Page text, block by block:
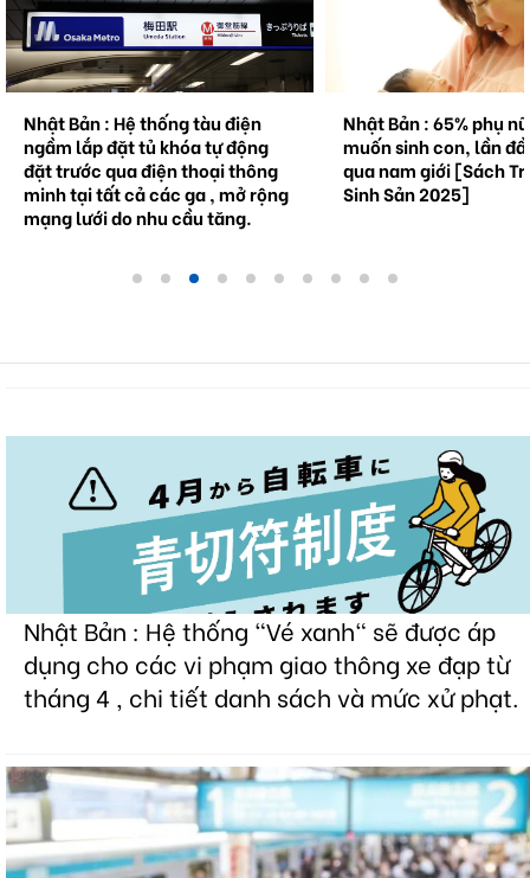
Nhật Bản : Hệ thống tàu điện
ngầm lắp đặt tủ khóa tự động
đặt trước qua điện thoại thông
minh tại tất cả các ga , mở rộng
mạng lưới do nhu cầu tăng.
Nhật Bản : 65% phụ
muốn sinh con, lần
qua nam giới [Sách
Sinh Sản 2025]
Nhật Bản : Hệ thống "Vé xanh" sẽ được áp
dụng cho các vi phạm giao thông xe đạp từ
tháng 4 , chi tiết danh sách và mức xử phạt.